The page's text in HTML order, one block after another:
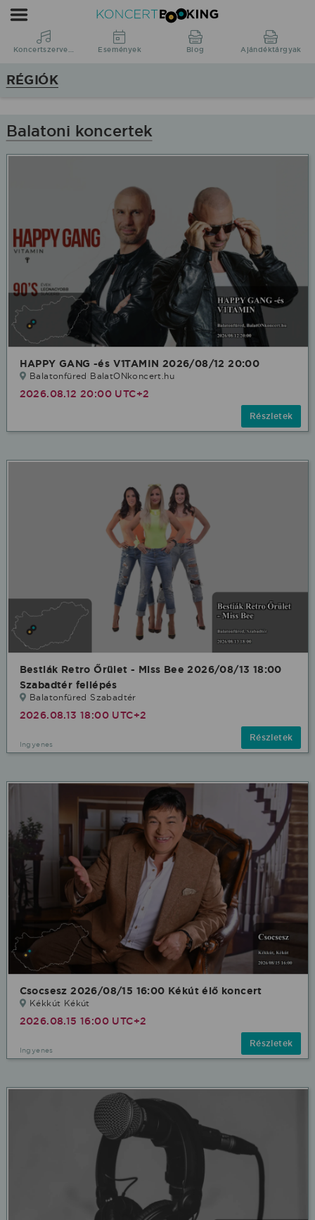
Koncertbooking
Koncertszervezés
Koncertek
Koncertszervezés Események Blog Ajándéktárgyak
RÉGIÓK
Balatoni koncertek
HAPPY GANG -és V1TAMIN 2026/08/12 20:00
Balatonfüred BalatONkoncert.hu
2026.08.12 20:00 UTC+2
Részletek
Bestiák Retro Őrület - Miss Bee 2026/08/13 18:00
Szabadtér fellépés
Balatonfüred Szabadtér
2026.08.13 18:00 UTC+2
Ingyenes
Részletek
Csocsesz 2026/08/15 16:00 Kékút élő koncert
Kékkút Kékút
2026.08.15 16:00 UTC+2
Ingyenes
Részletek